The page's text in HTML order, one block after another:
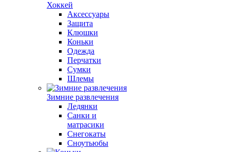
Хоккей
Аксессуары
Защита
Клюшки
Коньки
Одежда
Перчатки
Сумки
Шлемы
Зимние развлечения
Ледянки
Санки и
матрасики
Снегокаты
Сноутьюбы